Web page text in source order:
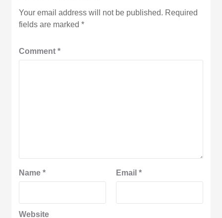
Your email address will not be published. Required
fields are marked*
Comment*
Name* Email *
Website